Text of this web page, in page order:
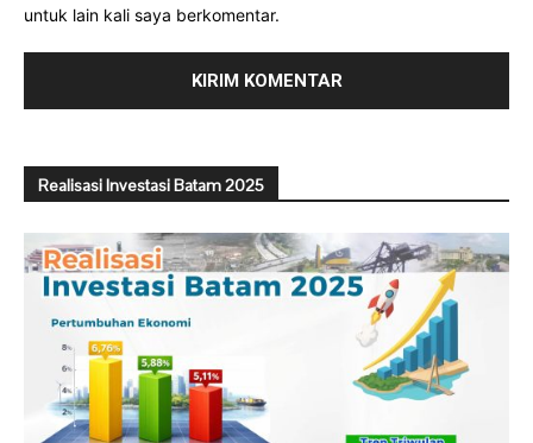
untuk lain kali saya berkomentar.
Realisasi Investasi Batam 2025